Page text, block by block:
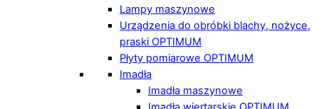
Lampy maszynowe
Urządzenia do obróbki blachy, nożyce,
praski OPTIMUM
Płyty pomiarowe OPTIMUM
Imadła
Imadła maszynowe